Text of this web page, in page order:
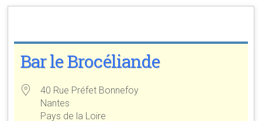
Bar le Brocéliande
40 Rue Préfet Bonnefoy
Nantes
Pays de la Loire